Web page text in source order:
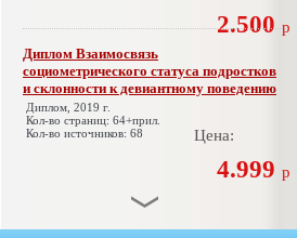
2.500 р
Диплом Взаимосвязь
социометрического статуса подростков
и склонности к девиантному поведению
Диплом, 2019 г.
Кол-во страниц: 64+прил.
Кол-во источников: 68
Цена:
4.999 р
Диплом Взаимосвязь эмпатии и